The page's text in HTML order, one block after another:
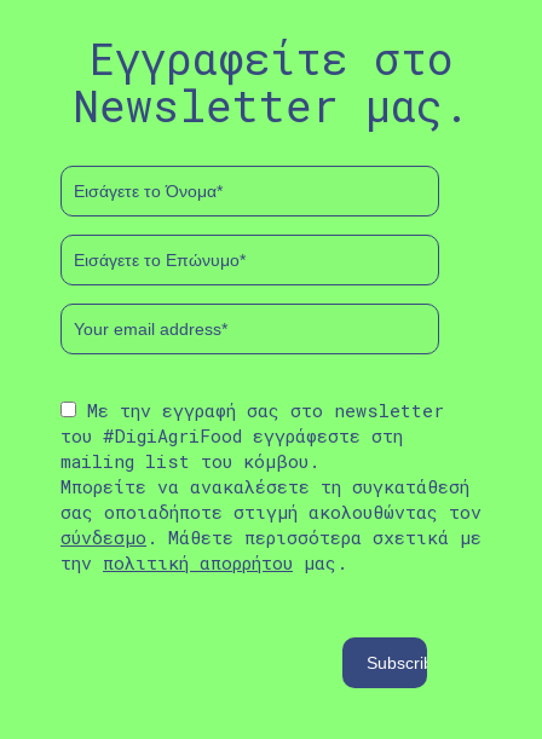
Εγγραφείτε στο
Newsletter μας.
Με την εγγραφή σας στο newsletter
του #DigiAgriFood εγγράφεστε στη
mailing list του κόμβου.
Μπορείτε να ανακαλέσετε τη συγκατάθεσή
σας οποιαδήποτε στιγμή ακολουθώντας τον
σύνδεσμο . Μάθετε περισσότερα σχετικά με
την πολιτική απορρήτου μας.